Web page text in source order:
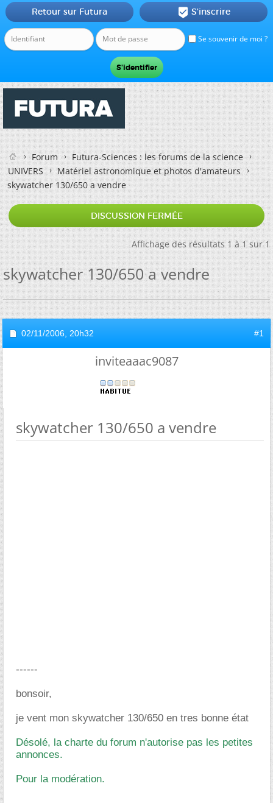
Se souvenir de moi ?
Retour sur Futura  S'inscrire
Forum
Futura-Sciences : les forums de la science
UNIVERS
Matériel astronomique et photos d'amateurs
skywatcher 130/650 a vendre
DISCUSSION FERMÉE
Affichage des résultats 1 à 1 sur 1
skywatcher 130/650 a vendre
02/11/2006, 20h32 #1
inviteaaac9087
skywatcher 130/650 a vendre
------
bonsoir,
je vent mon skywatcher 130/650 en tres bonne état
Désolé, la charte du forum n'autorise pas les petites
annonces.
Pour la modération.